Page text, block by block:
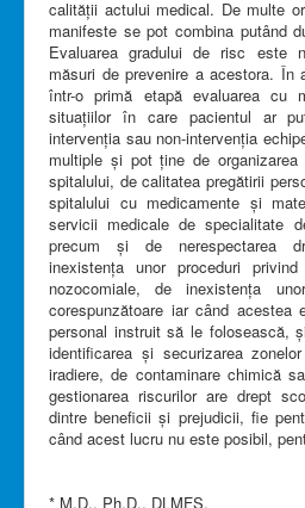
calității actului medical. De multe
manifeste se pot combina putând
Evaluarea gradului de risc este
măsuri de prevenire a acestora. În
într-o primă etapă evaluarea cu
situațiilor în care pacientul ar
intervenția sau non-intervenția
multiple și pot ține de
spitalului, de calitatea pregătirii
spitalului cu medicamente și
servicii medicale de specialitate
precum și de nerespectarea
inexistența unor proceduri
nozocomiale, de inexistența
corespunzătoare iar când acestea
personal instruit să le folosească,
identificarea și securizarea
iradiere, de contaminare chimică
gestionarea riscurilor are drept
dintre beneficii și prejudicii, fie
când acest lucru nu este posibil,
* M.D., Ph.D., DLMFS.